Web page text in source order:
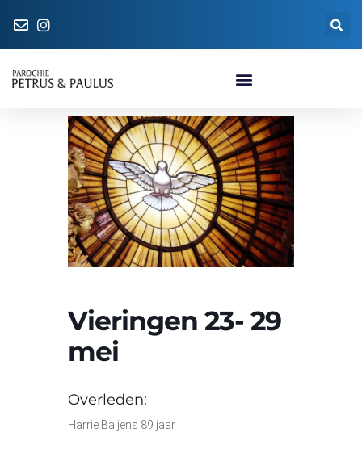
Vieringen 23- 29
mei
Overleden:
Harrie Baijens 89 jaar